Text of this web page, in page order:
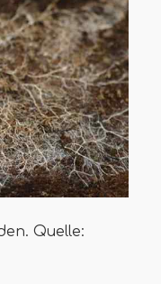
Quelle: